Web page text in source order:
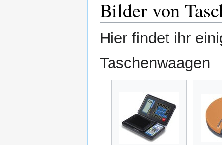
Bilder von
Hier findet ihr
Taschenwaagen